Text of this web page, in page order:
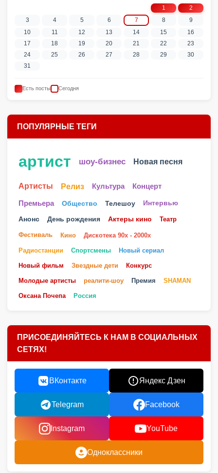
1
2
3
4 5 6 7 8
9
10
11 12 13 14 15
16
17
18 19 20 21 22
23
24
25 26 27 28 29
30
31
Есть посты Сегодня
ПОПУЛЯРНЫЕ ТЕГИ
артист шоу-бизнес Новая песня
Артисты Релиз Культура Концерт
Премьера Общество Телешоу Интервью
Анонс День рождения Актеры кино Театр
Фестиваль Кино Дискотека 90х - 2000х
Радиостанции Спортсмены Новый сериал
Новый фильм Звездные дети Конкурс
Молодые артисты реалити-шоу Премия SHAMAN
Оксана Почепа Россия
ПРИСОЕДИНЯЙТЕСЬ К НАМ В СОЦИАЛЬНЫХ
СЕТЯХ!
ВКонтакте Яндекс Дзен
Telegram Facebook
Instagram YouTube
Одноклассники